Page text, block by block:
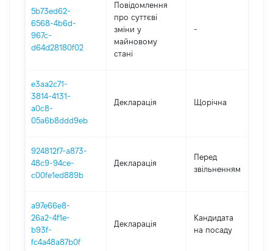
5b73ed62-
6568-4b6d-
967c-
d64d28180f02
Повідомлення
про суттєві
зміни y
майновому
стані
-
e3aa2c71-
3814-4131-
a0c8-
05a6b8ddd9eb
Декларація Щорічна
924812f7-a873-
48c9-94ce-
c00fe1ed889b
Декларація
Перед
звільненням
a97e66e8-
26a2-4f1e-
b93f-
fc4a48a87b0f
Декларація
Кандидата
на посаду